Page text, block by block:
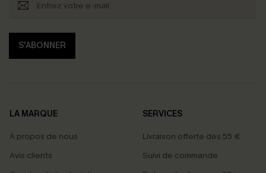
S'ABONNER
LA MARQUE
À propos de nous
Avis clients
SERVICES
Livraison offerte dès 55 €
Suivi de commande